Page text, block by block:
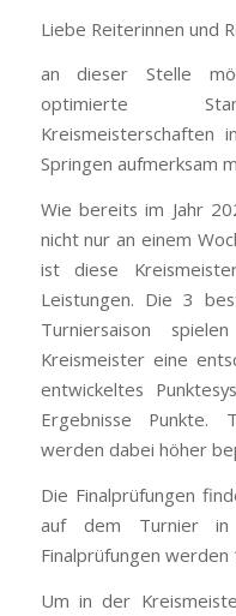
Liebe Reiterinnen und
an dieser Stelle
optimierte
Kreismeisterschaften
Springen aufmerksam
Wie bereits im Jahr
nicht nur an einem
ist diese
Leistungen. Die 3
Turniersaison
Kreismeister eine
entwickeltes
Ergebnisse Punkte.
werden dabei höher
Die Finalprüfungen
auf dem Turnier in
Finalprüfungen
Um in der